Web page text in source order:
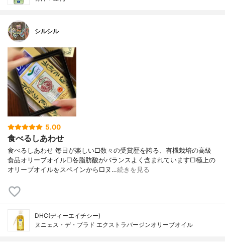
シルシル
5.00
食べるしあわせ
食べるしあわせ 毎日が楽しい□数々の受賞歴を誇る、有機栽培の高級
食品オリーブオイル□各脂肪酸がバランスよく含まれています□極上の
オリーブオイルをスペインから□ヌ…続きを見る
DHC(ディーエイチシー)
ヌニェス・デ・プラド エクストラバージンオリーブオイル